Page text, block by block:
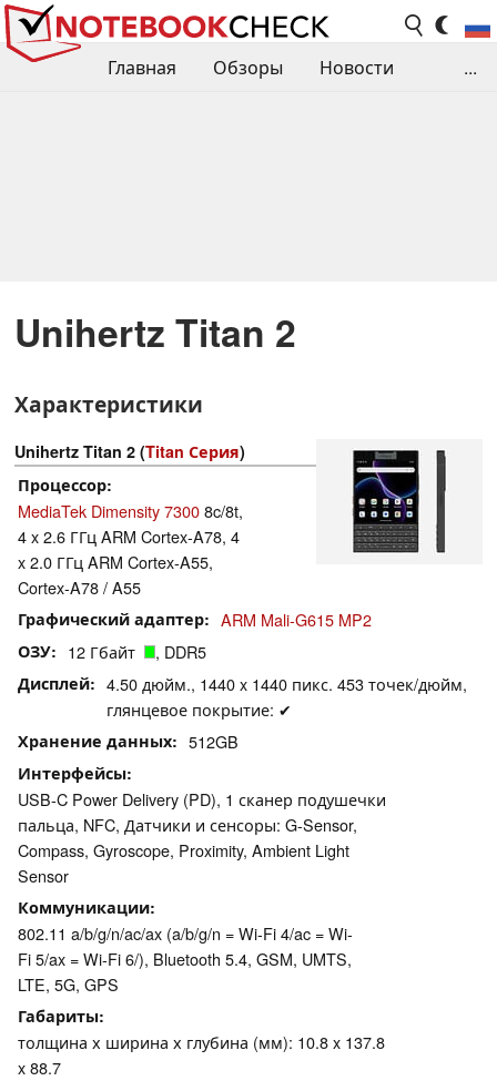
Главная Обзоры
Новости
...
Unihertz Titan 2
Характеристики
Unihertz Titan 2 (Titan Серия)
Процессор
MediaTek Dimensity 73008c/8t,
4 x 2.6 ГГц ARM Cortex-A78, 4
x 2.0 ГГц ARM Cortex-A55,
Cortex-A78 / A55
Графический адаптер ARM Mali-G615 MP2
ОЗУ 12 Гбайт , DDR5
Дисплей
4.50 дюйм., 1440 x 1440 пикс. 453 точек/дюйм,
глянцевое покрытие: ✔
Хранение данных 512GB
Интерфейсы
USB-C Power Delivery (PD), 1 сканер подушечки
пальца, NFC, Датчики и сенсоры: G-Sensor,
Compass, Gyroscope, Proximity, Ambient Light
Sensor
Коммуникации
802.11 a/b/g/n/ac/ax (a/b/g/n = Wi-Fi 4/ac = Wi-
Fi 5/ax = Wi-Fi 6/), Bluetooth 5.4, GSM, UMTS,
LTE, 5G, GPS
Габариты
толщина х ширина х глубина (мм): 10.8 x 137.8
x 88.7